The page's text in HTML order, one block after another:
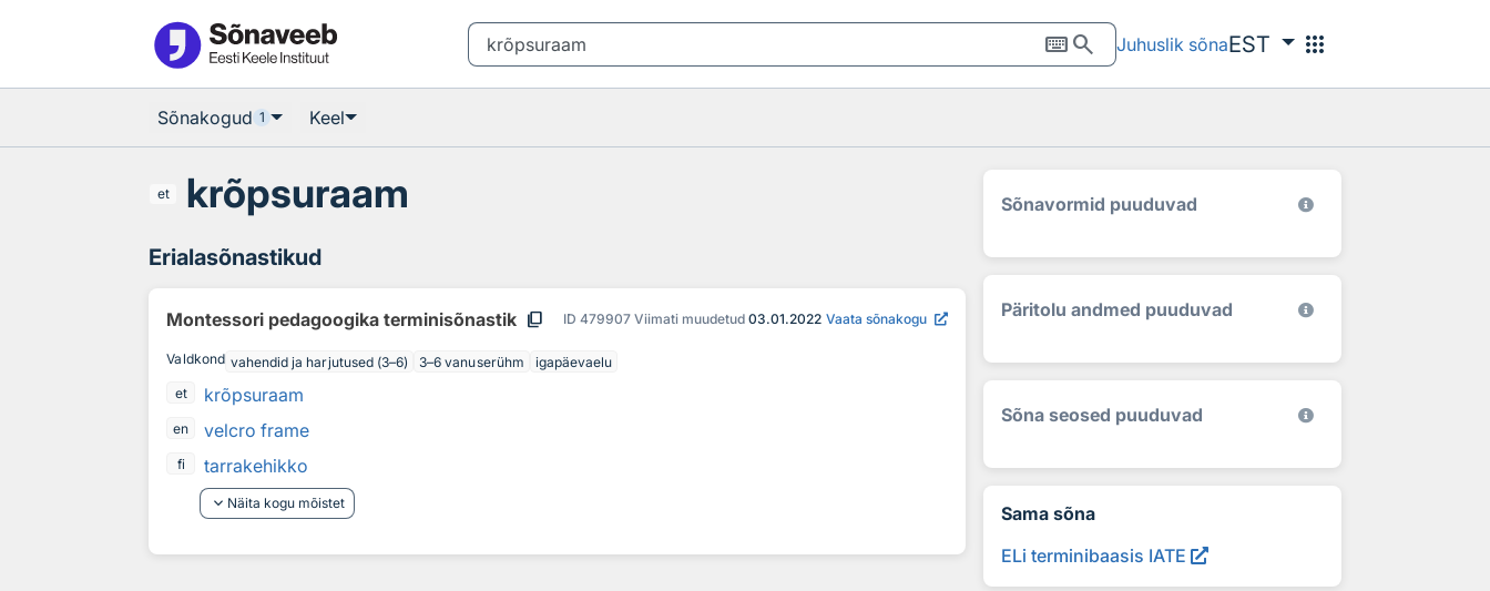
keyboardsearch Juhuslik sõnaEST apps
Sõnakogud 1 Keel
et krõpsuraam
Erialasõnastikud
Montessori pedagoogika terminisõnastik content_copy ID 479907 Viimati muudetud 03.01.2022 Vaata sõnakogu
Valdkond vahendid ja harjutused (3–6) 3–6 vanuserühm
igapäevaelu
et
krõpsuraam
en velcro frame
fi
tarrakehikko
keyboard_arrow_down Näita kogu mõistet
Sõnavormid puuduvad
Päritolu andmed puuduvad
Sõna seosed puuduvad
Sama sõna
ELi terminibaasis IATE